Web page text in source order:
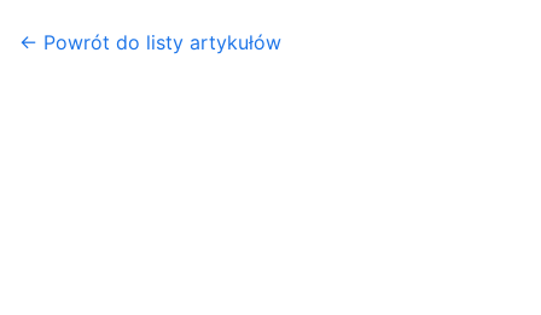
← Powrót do listy artykułów